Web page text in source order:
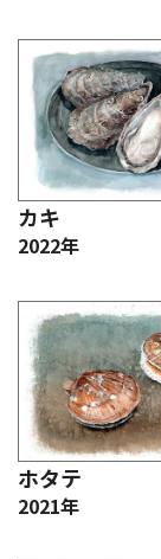
カキ
2022年
ホタテ
2021年